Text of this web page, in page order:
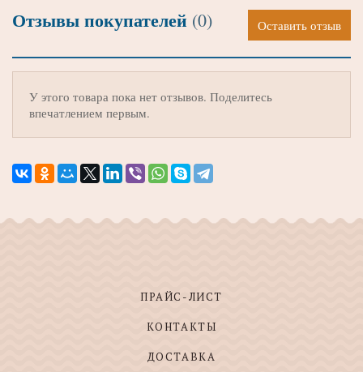
Отзывы покупателей (0) Оставить отзыв
У этого товара пока нет отзывов. Поделитесь
впечатлением первым.
ПРАЙС-ЛИСТ
КОНТАКТЫ
ДОСТАВКА